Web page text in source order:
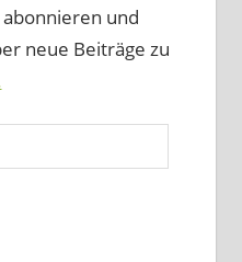
und
neue Beiträge zu